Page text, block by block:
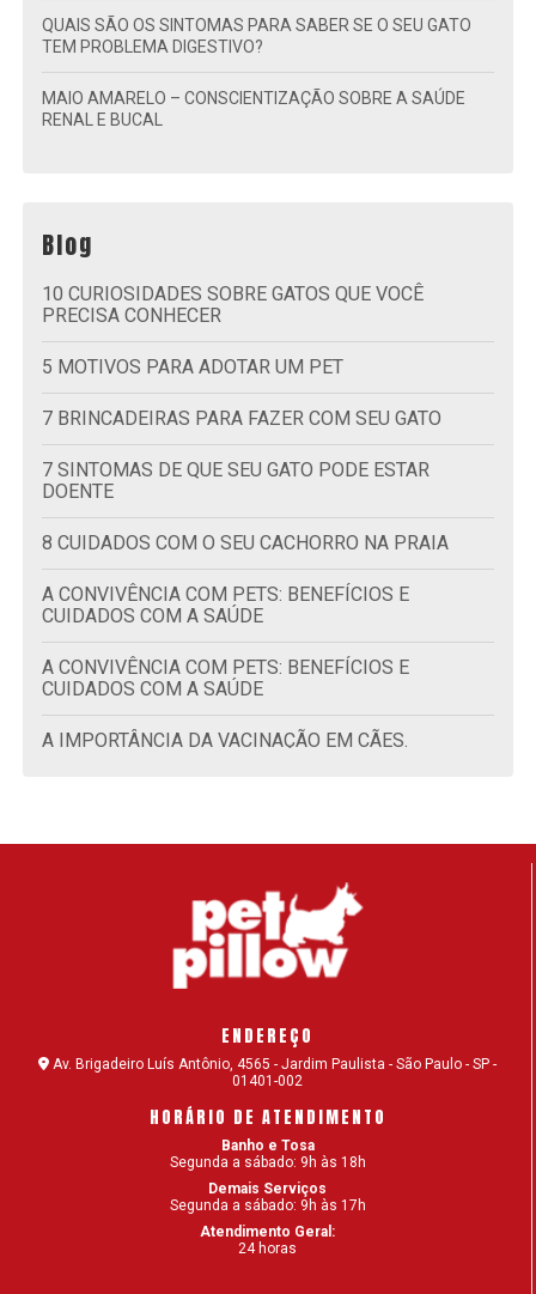
QUAIS SÃO OS SINTOMAS PARA SABER SE O SEU GATO
TEM PROBLEMA DIGESTIVO?
MAIO AMARELO – CONSCIENTIZAÇÃO SOBRE A SAÚDE
RENAL E BUCAL
Blog
10 CURIOSIDADES SOBRE GATOS QUE VOCÊ
PRECISA CONHECER
5 MOTIVOS PARA ADOTAR UM PET
7 BRINCADEIRAS PARA FAZER COM SEU GATO
7 SINTOMAS DE QUE SEU GATO PODE ESTAR
DOENTE
8 CUIDADOS COM O SEU CACHORRO NA PRAIA
A CONVIVÊNCIA COM PETS: BENEFÍCIOS E
CUIDADOS COM A SAÚDE
A CONVIVÊNCIA COM PETS: BENEFÍCIOS E
CUIDADOS COM A SAÚDE
A IMPORTÂNCIA DA VACINAÇÃO EM CÃES.
ACUPUNTURA PARA CÃES: CONHEÇA O
RECEBER O NOVO MORADOR
ADESTRAMENTO DE CÃES: COMANDOS SIMPLES
PARA O SEU CACHORRO
ALIMENTAÇÃO NATURAL PARA CÃES OU RAÇÃO?
ENDEREÇO
Av. Brigadeiro Luís Antônio, 4565 - Jardim Paulista - São Paulo - SP -
01401-002
HORÁRIO DE ATENDIMENTO
Banho e Tosa
Segunda a sábado: 9h às 18h
Demais Serviços
Segunda a sábado: 9h às 17h
Atendimento Geral:
24 horas